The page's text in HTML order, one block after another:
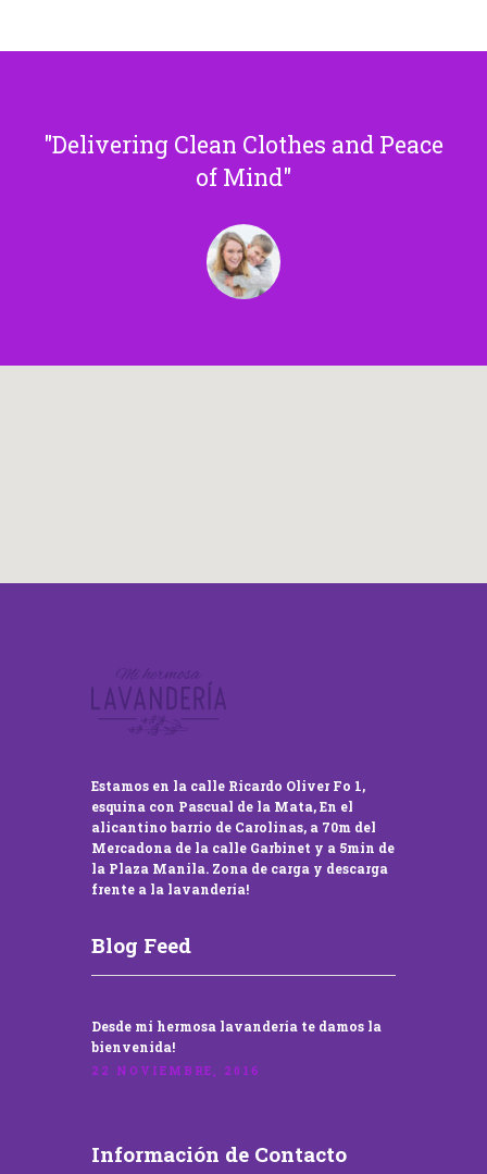
Delivering Clean Clothes and Peace
of Mind
Estamos en la calle Ricardo Oliver Fo 1,
esquina con Pascual de la Mata, En el
alicantino barrio de Carolinas, a 70m del
Mercadona de la calle Garbinet y a 5min de
la Plaza Manila. Zona de carga y descarga
frente a la lavandería!
Blog Feed
Desde mi hermosa lavandería te damos la
bienvenida!
22 NOVIEMBRE, 2016
Información de Contacto